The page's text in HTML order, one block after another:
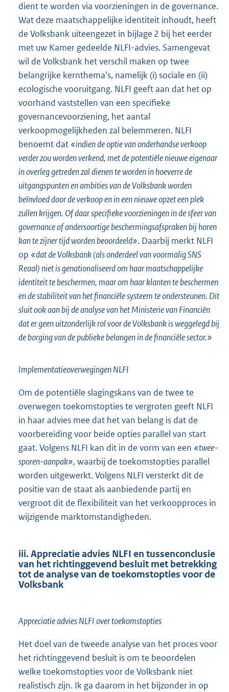
dient te worden via voorzieningen in de governance.
Wat deze maatschappelijke identiteit inhoudt, heeft
de Volksbank uiteengezet in bijlage 2 bij het eerder
met uw Kamer gedeelde NLFI-advies. Samengevat
wil de Volksbank het verschil maken op twee
belangrijke kernthema’s, namelijk (i) sociale en (ii)
ecologische vooruitgang. NLFI geeft aan dat het op
voorhand vaststellen van een specifieke
governancevoorziening, het aantal
verkoopmogelijkheden zal belemmeren. NLFI
benoemt dat «indien de optie van onderhandse verkoop
verder zou worden verkend, met de potentiële nieuwe eigenaar
in overleg getreden zal dienen te worden in hoeverre de
uitgangspunten en ambities van de Volksbank worden
beïnvloed door de verkoop en in een nieuwe opzet een plek
zullen krijgen. Of daar specifieke voorzieningen in de sfeer van
governance of andersoortige beschermingsafspraken bij horen
kan te zijner tijd worden beoordeeld». Daarbij merkt NLFI
op «dat de Volksbank (als onderdeel van voormalig SNS
Reaal) niet is genationaliseerd om haar maatschappelijke
identiteit te beschermen, maar om haar klanten te beschermen
en de stabiliteit van het financiële systeem te ondersteunen. Dit
sluit ook aan bij de analyse van het Ministerie van Financiën
dat er geen uitzonderlijk rol voor de Volksbank is weggelegd bij
de borging van de publieke belangen in de financiële sector.»
Implementatieoverwegingen NLFI
Om de potentiële slagingskans van de twee te
overwegen toekomstopties te vergroten geeft NLFI
in haar advies mee dat het van belang is dat de
voorbereiding voor beide opties parallel van start
gaat. Volgens NLFI kan dit in de vorm van een «twee-
sporen-aanpak», waarbij de toekomstopties parallel
worden uitgewerkt. Volgens NLFI versterkt dit de
positie van de staat als aanbiedende partij en
vergroot dit de flexibiliteit van het verkoopproces in
wijzigende marktomstandigheden.
iii. Appreciatie advies NLFI en tussenconclusie
van het richtinggevend besluit met betrekking
tot de analyse van de toekomstopties voor de
Volksbank
Appreciatie advies NLFI over toekomstopties
Het doel van de tweede analyse van het proces voor
het richtinggevend besluit is om te beoordelen
welke toekomstopties voor de Volksbank niet
realistisch zijn. Ik ga daarom in het bijzonder in op